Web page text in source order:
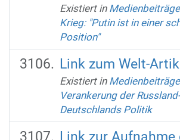
Existiert in Medienbeiträge
Krieg: "Putin ist in einer
Position"
Link zum Welt-
Existiert in Medienbeiträge
Verankerung der
Deutschlands Politik
Link zur Aufnahme